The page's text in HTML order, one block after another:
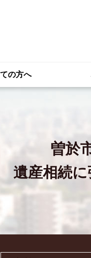
の方へ
曽於
遺産相続